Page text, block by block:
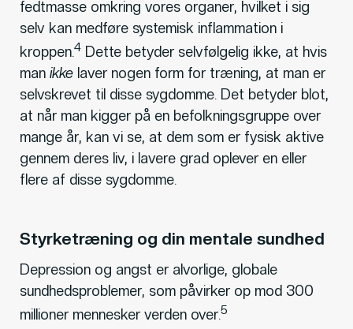
fedtmasse omkring vores organer, hvilket i sig
selv kan medføre systemisk inflammation i
kroppen.4 Dette betyder selvfølgelig ikke, at hvis
man ikke laver nogen form for træning, at man er
selvskrevet til disse sygdomme. Det betyder blot,
at når man kigger på en befolkningsgruppe over
mange år, kan vi se, at dem som er fysisk aktive
gennem deres liv, i lavere grad oplever en eller
flere af disse sygdomme.
Styrketræning og din mentale sundhed
Depression og angst er alvorlige, globale
sundhedsproblemer, som påvirker op mod 300
millioner mennesker verden over.5